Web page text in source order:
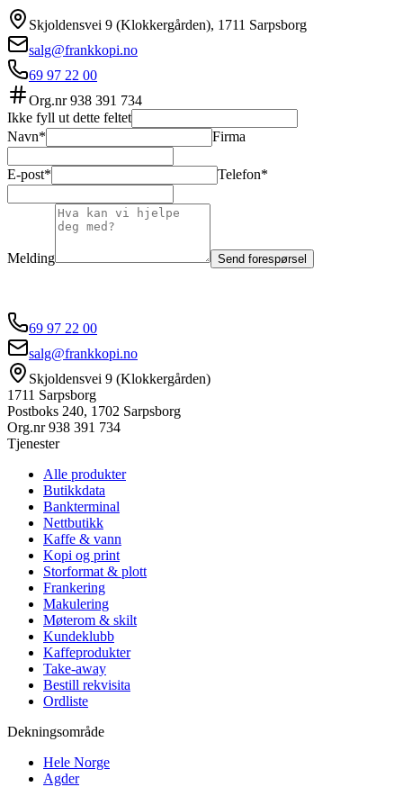
Skjoldensvei 9 (Klokkergården), 1711 Sarpsborg
salg@frankkopi.no
69 97 22 00
Org.nr938 391 734
Ikke fyll ut dette feltet
Navn*
Firma
E-post* Telefon*
Melding Send forespørsel
69 97 22 00
salg@frankkopi.no
Skjoldensvei 9 (Klokkergården)
1711 Sarpsborg
Postboks 240, 1702 Sarpsborg
Org.nr938 391 734
Tjenester
Alle produkter
Butikkdata
Bankterminal
Nettbutikk
Kaffe & vann
Kopi og print
Storformat & plott
Frankering
Makulering
Møterom & skilt
Kundeklubb
Kaffeprodukter
Take-away
Bestill rekvisita
Ordliste
Dekningsområde
Hele Norge
Agder